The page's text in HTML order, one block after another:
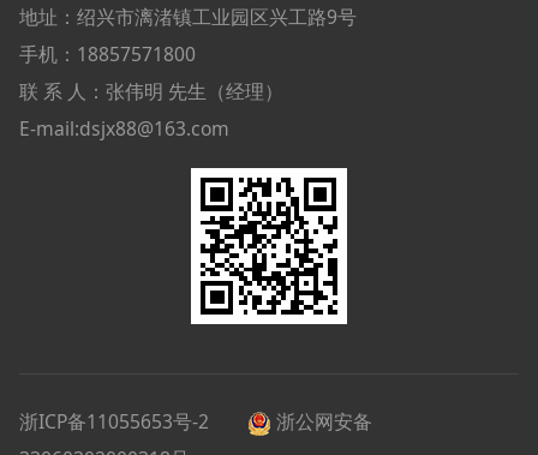
地址：绍兴市漓渚镇工业园区兴工路9号
手机：18857571800
联 系 人：张伟明 先生（经理）
E-mail:dsjx88@163.com
浙ICP备11055653号-2
浙公网安备